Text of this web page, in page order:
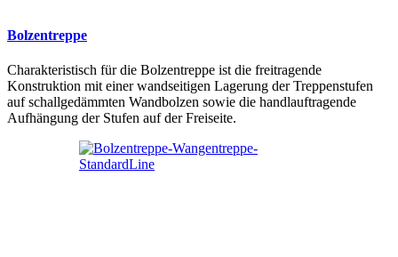
Bolzentreppe
Charakteristisch für die Bolzentreppe ist die freitragende
Konstruktion mit einer wandseitigen Lagerung der Treppenstufen
auf schallgedämmten Wandbolzen sowie die handlauftragende
Aufhängung der Stufen auf der Freiseite.